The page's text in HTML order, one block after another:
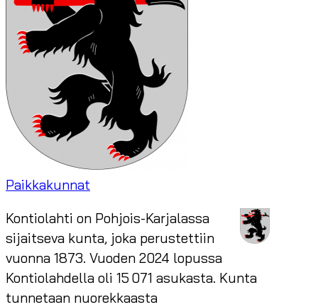
Paikkakunnat
Kontiolahti on Pohjois-Karjalassa
sijaitseva kunta, joka perustettiin
vuonna 1873. Vuoden 2024 lopussa
Kontiolahdella oli 15 071 asukasta. Kunta
tunnetaan nuorekkaasta